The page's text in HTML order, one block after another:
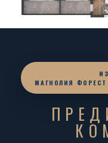
МАГНОЛИЯ